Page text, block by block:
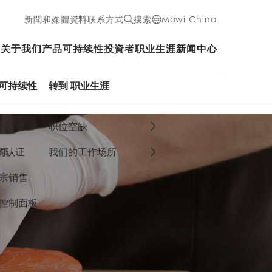
新聞和媒體資料联系方式 搜索 Mowi China
关于我们产品
销售
可持续性
持续性
认证
制面板
投資者职业生涯
转到 职业生涯
职位空缺
我们的工作场所
新闻中心